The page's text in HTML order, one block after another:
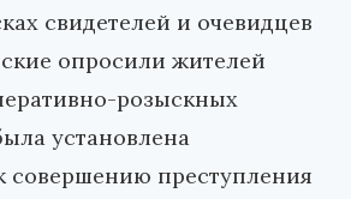
свидетелей и очевидцев
опросили жителей
розыскных
установлена
совершению преступления